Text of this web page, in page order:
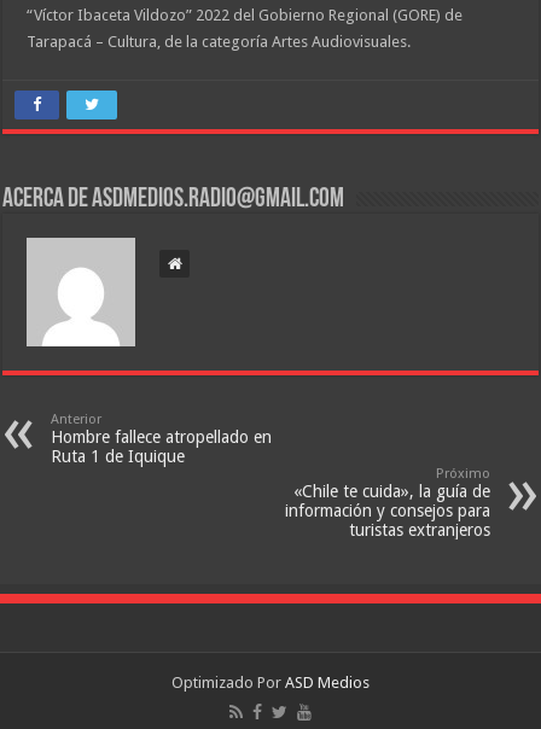
“Víctor Ibaceta Vildozo” 2022 del Gobierno Regional (GORE) de
Tarapacá – Cultura, de la categoría Artes Audiovisuales.
Acerca de asdmedios.radio@gmail.com
Anterior
Hombre fallece atropellado en
Ruta 1 de Iquique
Próximo
«Chile te cuida», la guía de
información y consejos para
turistas extranjeros
Optimizado Por ASD Medios